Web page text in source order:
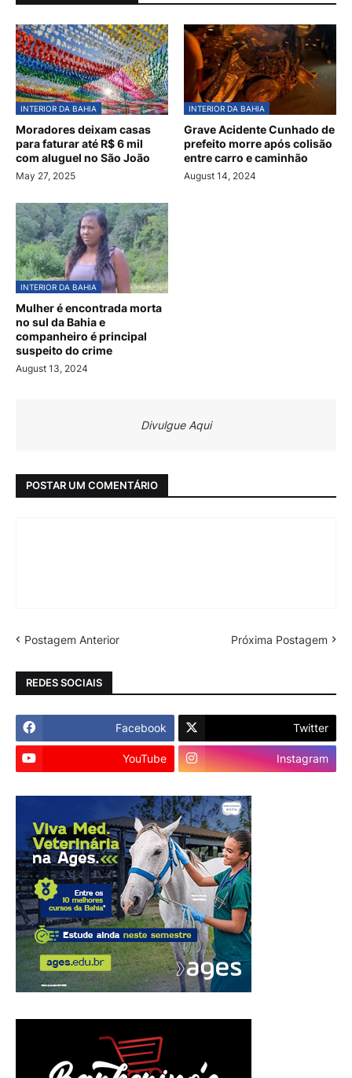
INTERIOR DA BAHIA
Moradores deixam casas
para faturar até R$ 6 mil
com aluguel no São João
May 27, 2025
INTERIOR DA BAHIA
Grave Acidente Cunhado de
prefeito morre após colisão
entre carro e caminhão
August 14, 2024
INTERIOR DA BAHIA
Mulher é encontrada morta
no sul da Bahia e
companheiro é principal
suspeito do crime
August 13, 2024
Divulgue Aqui
POSTAR UM COMENTÁRIO
Postagem Anterior Próxima Postagem
REDES SOCIAIS
Facebook Twitter
YouTube Instagram